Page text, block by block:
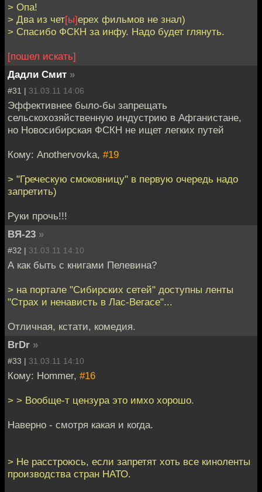
> Опа!
> Два из чет[ы]ерех фильмов не знал)
> Спасибо ФСКН за инфу. Надо будет глянуть.
[пошел искать]
Дадли Смит »
#31 | 31.03.11 14:06
Эффективнее было-бы запрещать
сельскохозяйственную индустрию в Афганистане,
но Новосибирская ФСКН не ищет легких путей
Кому: Anothervovka, #19
> "Греческую смоковницу" в первую очередь надо
запретить)
Руки прочь!!!
ВЯ-23 »
#32 | 31.03.11 14:10
А как быть с книгами Пелевина?
> на портале "Сибирских сетей" доступны ленты
"Страх и ненависть в Лас-Вегасе"...
Отличная, кстати, комедия.
BrDr »
#33 | 31.03.11 14:10
Кому: Hommer, #16
> > Вообще-т цензура это имхо хорошо.
Наверно - смотря какая и когда.
> Не расстроюсь, если запретят хоть все киноленты
производства стран НАТО.